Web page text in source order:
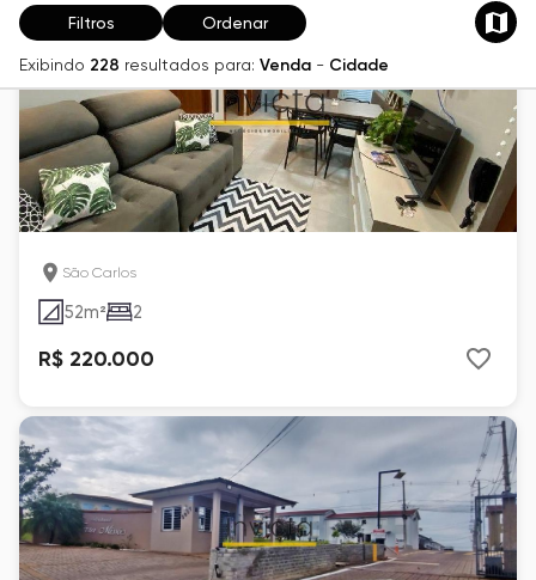
Filtros Ordenar
Exibindo 228 resultados para: Venda - Cidade
São Carlos
52m² 2
R$ 220.000